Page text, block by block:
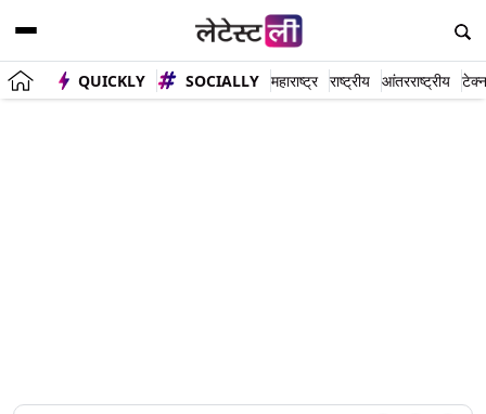
QUICKLY SOCIALLY महाराष्ट्र राष्ट्रीय आंतरराष्ट्रीय